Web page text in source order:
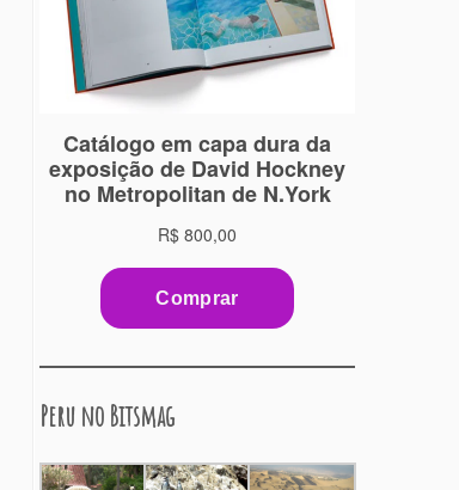
Peru no Bitsmag